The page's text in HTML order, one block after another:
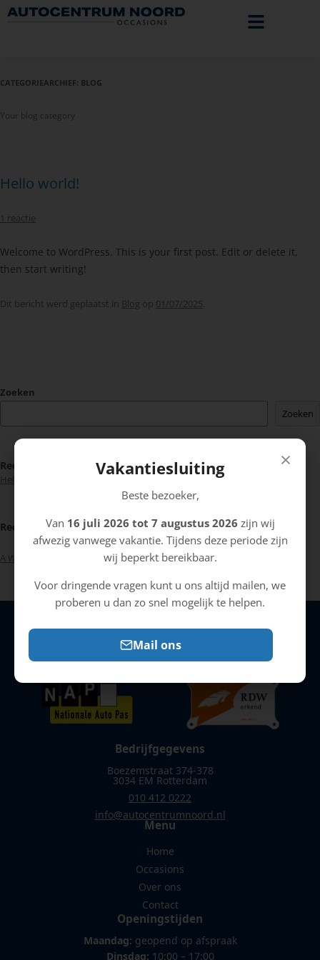
×
Vakantiesluiting
Beste bezoeker,
Van 16 juli 2026 tot 7 augustus 2026 zijn wij
afwezig vanwege vakantie. Tijdens deze periode zijn
wij beperkt bereikbaar.
Voor dringende vragen kunt u ons altijd mailen, we
proberen u dan zo snel mogelijk te helpen.
Mail ons
CATEGORIEARCHIEF: BLOG
Your blog category
Hello world!
1 reactie
Welcome to WordPress. This is your first post. Edit or delete it,
then start writing!
Dit bericht werd geplaatst in Blog op 01/07/2025
Zoeken
Zoeken
Recent Posts
Hello world!
Recent Comments
A WordPress CommenteropHello world!
Bedrijfgegevens
Boezemstraat 374-378
3034 EM Rotterdam
010 412 0222
info@autocentrumnoord.nl
Menu
Home
Occasions
Over ons
Contact
Openingstijden
Maandag: geopend op afspraak
Dinsdag: 10:00 – 17:00